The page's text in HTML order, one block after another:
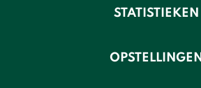
STATISTIEKEN
OPSTELLINGEN